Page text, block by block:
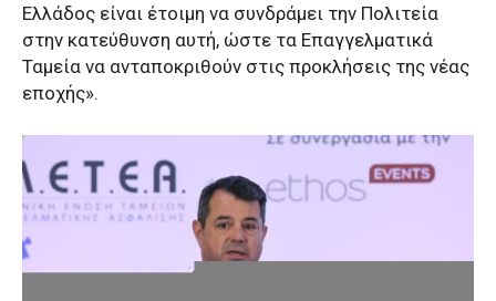
Ελλάδος είναι έτοιμη να συνδράμει την Πολιτεία
στην κατεύθυνση αυτή, ώστε τα Επαγγελματικά
Ταμεία να ανταποκριθούν στις προκλήσεις της νέας
εποχής».